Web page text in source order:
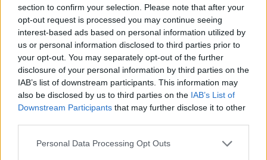
section to confirm your selection. Please note that after your
opt-out request is processed you may continue seeing
interest-based ads based on personal information utilized by
us or personal information disclosed to third parties prior to
your opt-out. You may separately opt-out of the further
disclosure of your personal information by third parties on the
IAB’s list of downstream participants. This information may
also be disclosed by us to third parties on the IAB’s List of
Downstream Participants that may further disclose it to other
Please note that this website/app uses one or more Google
Personal Data Processing Opt Outs